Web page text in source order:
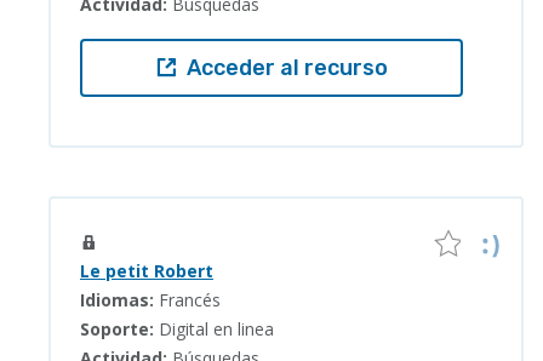
Acceder al recurso
Le petit Robert
Idiomas: Francés
Soporte: Digital en linea